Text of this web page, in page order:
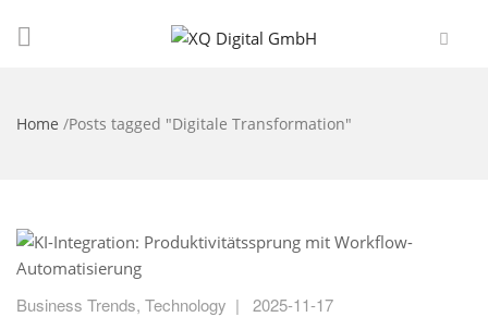
Home /Posts tagged "Digitale Transformation"
Business Trends, Technology | 2025-11-17